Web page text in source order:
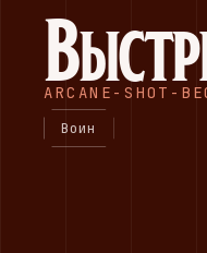
ARCANE-SHOT-
Воин